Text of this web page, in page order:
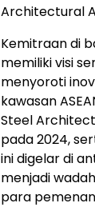
Architectural
Kemitraan di
memiliki visi
menyoroti
kawasan
Steel
pada 2024,
ini digelar di
menjadi
para